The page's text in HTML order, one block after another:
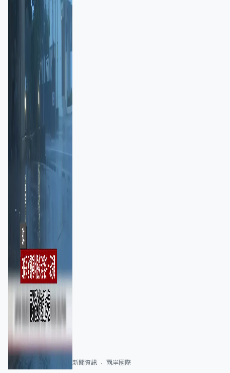
新聞資訊 兩岸國際